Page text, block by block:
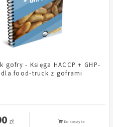
gofry - Księga HACCP + GHP-
dla food-truck z goframi
zł Do koszyka